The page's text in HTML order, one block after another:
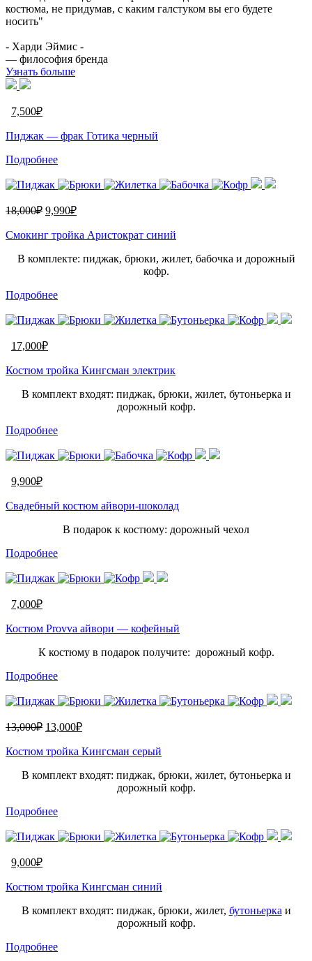
костюма, не придумав, с каким галстуком вы его будете
носить"
- Харди Эймис -
— философия бренда
Узнать больше
7,500₽
Пиджак — фрак Готика черный
Подробнее
18,000₽ 9,990₽
Смокинг тройка Аристократ синий
В комплекте: пиджак, брюки, жилет, бабочка и дорожный
кофр.
Подробнее
17,000₽
Костюм тройка Кингсман электрик
В комплект входят: пиджак, брюки, жилет, бутоньерка и
дорожный кофр.
Подробнее
9,900₽
Свадебный костюм айвори-шоколад
В подарок к костюму: дорожный чехол
Подробнее
7,000₽
Костюм Provva айвори — кофейный
К костюму в подарок получите: дорожный кофр.
Подробнее
13,000₽ 13,000₽
Костюм тройка Кингсман серый
В комплект входят: пиджак, брюки, жилет, бутоньерка и
дорожный кофр.
Подробнее
9,000₽
Костюм тройка Кингсман синий
В комплект входят: пиджак, брюки, жилет, бутоньерка и
дорожный кофр.
Подробнее